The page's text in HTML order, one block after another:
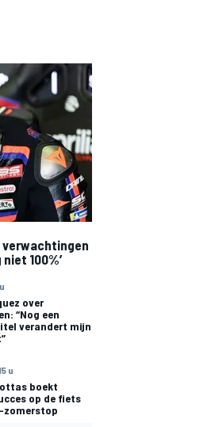
verwachtingen
100%’
over
“Nog een
verandert mijn
5 u
boekt
op de fiets
zomerstop